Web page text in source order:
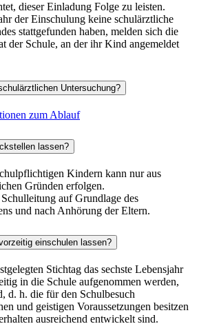
dieser Einladung Folge zu leisten.
der Einschulung keine schulärztliche
stattgefunden haben, melden sich die
der Schule, an der ihr Kind angemeldet
Untersuchung?
zum Ablauf
lassen?
Kindern kann nur aus
Gründen erfolgen.
auf Grundlage des
und nach Anhörung der Eltern.
einschulen lassen?
Stichtag das sechste Lebensjahr
in die Schule aufgenommen werden,
d. h. die für den Schulbesuch
und geistigen Voraussetzungen besitzen
ausreichend entwickelt sind.